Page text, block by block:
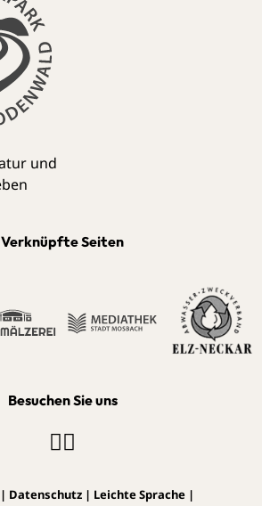
Verknüpfte Seiten
Besuchen Sie uns
| Datenschutz | Leichte Sprache |